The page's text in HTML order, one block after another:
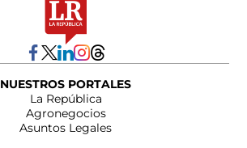
NUESTROS PORTALES
La República
Agronegocios
Asuntos Legales